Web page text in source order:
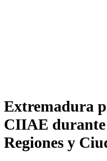
Extremadura
CIIAE
Regiones y